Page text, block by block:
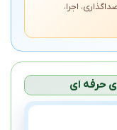
اجرا،
حرفه ای